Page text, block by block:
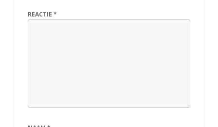
REACTIE *